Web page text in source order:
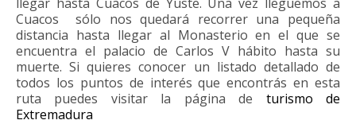
Cuacos sólo nos quedará recorrer una pequeña
distancia hasta llegar al Monasterio en el que se
encuentra el palacio de Carlos V hábito hasta su
muerte. Si quieres conocer un listado detallado de
todos los puntos de interés que encontrás en esta
ruta puedes visitar la página de turismo de
Extremadura